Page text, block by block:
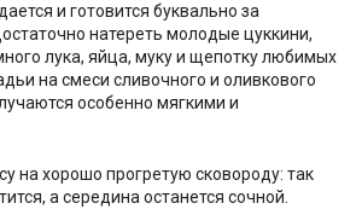
и готовится буквально за
натереть молодые цуккини,
лука, яйца, муку и щепотку любимых
на смеси сливочного и оливкового
особенно мягкими и
на хорошо прогретую сковороду: так
а середина останется сочной.